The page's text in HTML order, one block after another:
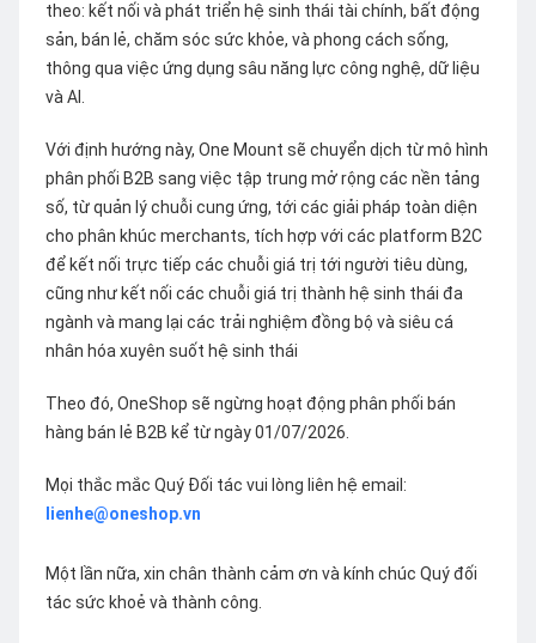
theo: kết nối và phát triển hệ sinh thái tài chính, bất động
sản, bán lẻ, chăm sóc sức khỏe, và phong cách sống,
thông qua việc ứng dụng sâu năng lực công nghệ, dữ liệu
và AI.
Với định hướng này, One Mount sẽ chuyển dịch từ mô hình
phân phối B2B sang việc tập trung mở rộng các nền tảng
số, từ quản lý chuỗi cung ứng, tới các giải pháp toàn diện
cho phân khúc merchants, tích hợp với các platform B2C
để kết nối trực tiếp các chuỗi giá trị tới người tiêu dùng,
cũng như kết nối các chuỗi giá trị thành hệ sinh thái đa
ngành và mang lại các trải nghiệm đồng bộ và siêu cá
nhân hóa xuyên suốt hệ sinh thái
Theo đó, OneShop sẽ ngừng hoạt động phân phối bán
hàng bán lẻ B2B kể từ ngày 01/07/2026.
Mọi thắc mắc Quý Đối tác vui lòng liên hệ email:
lienhe@oneshop.vn
Một lần nữa, xin chân thành cảm ơn và kính chúc Quý đối
tác sức khoẻ và thành công.